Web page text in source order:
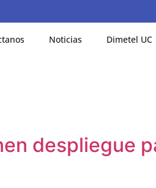
Noticias Dimetel UC
despliegue